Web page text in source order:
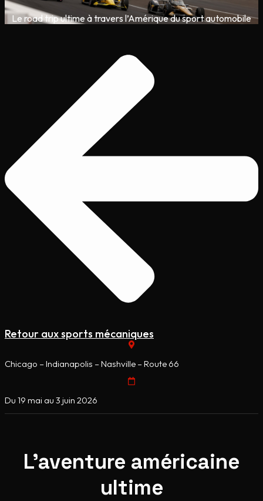
Le road trip ultime à travers l’Amérique du sport automobile
Retour aux sports mécaniques
Chicago – Indianapolis – Nashville – Route 66
Du 19 mai au 3 juin 2026
L'aventure américaine
ultime